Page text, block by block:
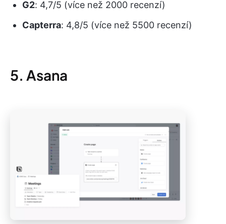
G2: 4,7/5 (více než 2000 recenzí)
Capterra: 4,8/5 (více než 5500 recenzí)
5. Asana